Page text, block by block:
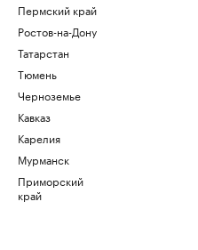
Пермский край
Ростов-на-Дону
Татарстан
Тюмень
Черноземье
Кавказ
Карелия
Мурманск
Приморский
край